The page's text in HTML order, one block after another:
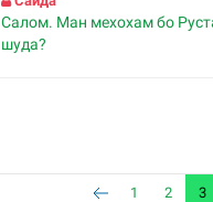
Салом. Ман мехохам бо
шуда?
1 2 3